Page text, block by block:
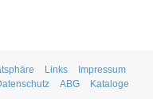
Links
Impressum
ABG Kataloge